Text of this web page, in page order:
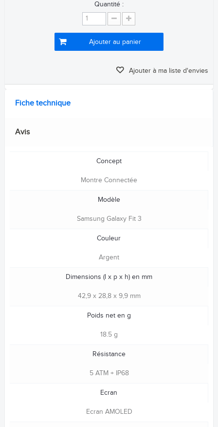
Quantité :
Ajouter au panier
Ajouter à ma liste d'envies
Fiche technique
Avis
Concept
Montre Connectée
Modèle
Samsung Galaxy Fit 3
Couleur
Argent
Dimensions (l x p x h) en mm
42,9 x 28,8 x 9,9 mm
Poids net en g
18.5 g
Résistance
5 ATM + IP68
Ecran
Ecran AMOLED